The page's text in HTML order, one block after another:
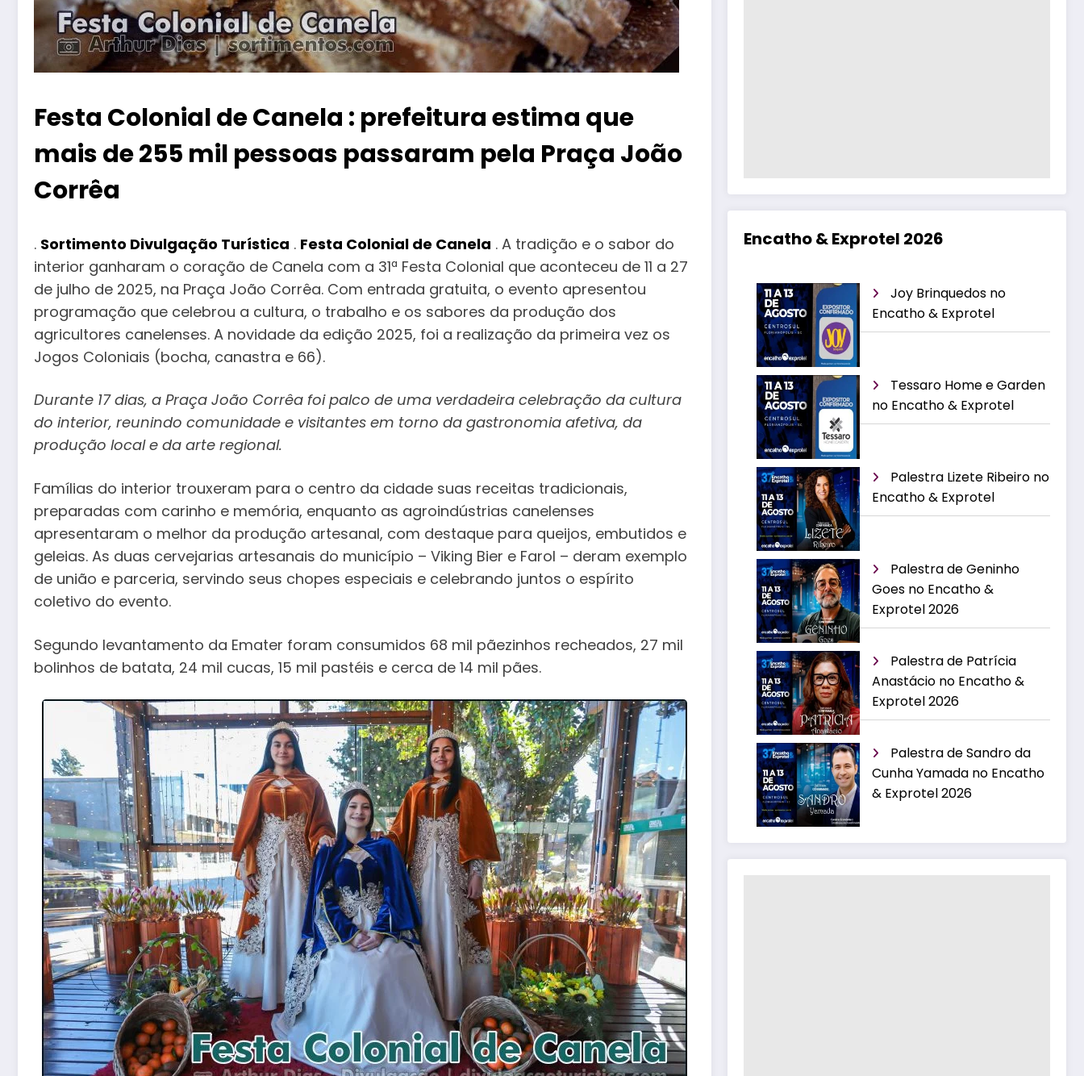
Festa Colonial de Canela : prefeitura estima que
mais de 255 mil pessoas passaram pela Praça João
Corrêa
. Sortimento Divulgação Turística . Festa Colonial de Canela . A tradição e o sabor do
interior ganharam o coração de Canela com a 31ª Festa Colonial que aconteceu de 11 a 27
de julho de 2025, na Praça João Corrêa. Com entrada gratuita, o evento apresentou
programação que celebrou a cultura, o trabalho e os sabores da produção dos
agricultores canelenses. A novidade da edição 2025, foi a realização da primeira vez os
Jogos Coloniais (bocha, canastra e 66).
Durante 17 dias, a Praça João Corrêa foi palco de uma verdadeira celebração da cultura
do interior, reunindo comunidade e visitantes em torno da gastronomia afetiva, da
produção local e da arte regional.
Famílias do interior trouxeram para o centro da cidade suas receitas tradicionais,
preparadas com carinho e memória, enquanto as agroindústrias canelenses
apresentaram o melhor da produção artesanal, com destaque para queijos, embutidos e
geleias. As duas cervejarias artesanais do município – Viking Bier e Farol – deram exemplo
de união e parceria, servindo seus chopes especiais e celebrando juntos o espírito
coletivo do evento.
Segundo levantamento da Emater foram consumidos 68 mil pãezinhos recheados, 27 mil
bolinhos de batata, 24 mil cucas, 15 mil pastéis e cerca de 14 mil pães.
Encatho & Exprotel 2026
Joy Brinquedos no
Encatho & Exprotel
Tessaro Home e Garden
no Encatho & Exprotel
Palestra Lizete Ribeiro no
Encatho & Exprotel
Palestra de Geninho
Goes no Encatho &
Exprotel 2026
Palestra de Patrícia
Anastácio no Encatho &
Exprotel 2026
Palestra de Sandro da
Cunha Yamada no Encatho
& Exprotel 2026